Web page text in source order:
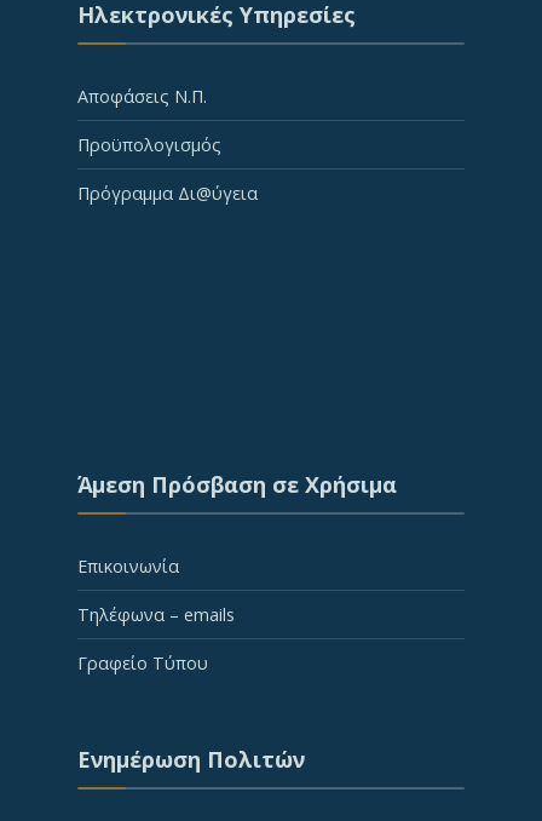
Ηλεκτρονικές Υπηρεσίες
Αποφάσεις Ν.Π.
Προϋπολογισμός
Πρόγραμμα Δι@ύγεια
Άμεση Πρόσβαση σε Χρήσιμα
Επικοινωνία
Τηλέφωνα – emails
Γραφείο Τύπου
Ενημέρωση Πολιτών